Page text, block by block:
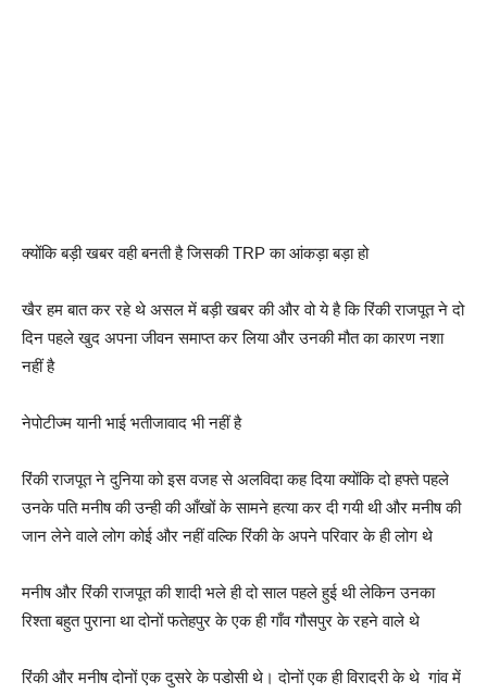
क्योंकि बड़ी खबर वही बनती है जिसकी TRP का आंकड़ा बड़ा हो
खैर हम बात कर रहे थे असल में बड़ी खबर की और वो ये है कि रिंकी राजपूत ने दो
दिन पहले खुद अपना जीवन समाप्त कर लिया और उनकी मौत का कारण नशा
नहीं है
नेपोटीज्म यानी भाई भतीजावाद भी नहीं है
रिंकी राजपूत ने दुनिया को इस वजह से अलविदा कह दिया क्योंकि दो हफ्ते पहले
उनके पति मनीष की उन्ही की आँखों के सामने हत्या कर दी गयी थी और मनीष की
जान लेने वाले लोग कोई और नहीं वल्कि रिंकी के अपने परिवार के ही लोग थे
मनीष और रिंकी राजपूत की शादी भले ही दो साल पहले हुई थी लेकिन उनका
रिश्ता बहुत पुराना था दोनों फतेहपुर के एक ही गाँव गौसपुर के रहने वाले थे
रिंकी और मनीष दोनों एक दुसरे के पडोसी थे। दोनों एक ही विरादरी के थे गांव में